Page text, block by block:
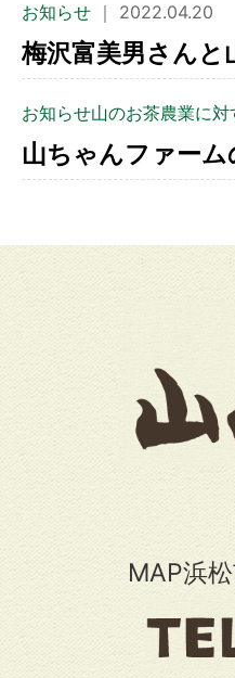
お知らせ ｜ 2022.04.20
梅沢富美男さんと
お知らせ山のお茶農業に対
山ちゃんファー
MAP浜